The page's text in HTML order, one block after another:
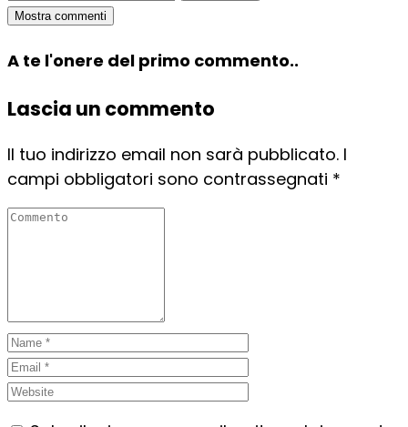
Mostra commenti
A te l'onere del primo commento..
Lascia un commento
Il tuo indirizzo email non sarà pubblicato. I
campi obbligatori sono contrassegnati *